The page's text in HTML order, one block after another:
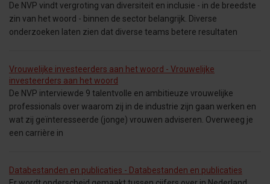
De NVP vindt vergroting van diversiteit en inclusie - in de breedste
zin van het woord - binnen de sector belangrijk. Diverse
onderzoeken laten zien dat diverse teams betere resultaten
Vrouwelijke investeerders aan het woord - Vrouwelijke
investeerders aan het woord
De NVP interviewde 9 talentvolle en ambitieuze vrouwelijke
professionals over waarom zij in de industrie zijn gaan werken en
wat zij geïnteresseerde (jonge) vrouwen adviseren. Overweeg je
een carrière in
Databestanden en publicaties - Databestanden en publicaties